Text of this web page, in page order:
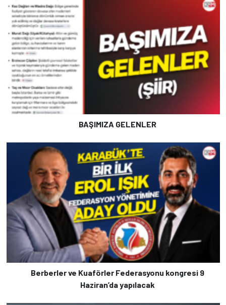
BAŞIMIZA GELENLER
Berberler ve Kuaförler Federasyonu kongresi 9
Haziran’da yapılacak